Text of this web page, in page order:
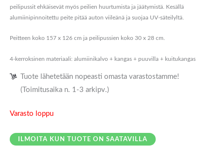
peilipussit ehkäisevät myös peilien huurtumista ja jäätymistä. Kesällä
alumiinipinnoitettu peite pitää auton viileänä ja suojaa UV-säteilyltä.
Peitteen koko 157 x 126 cm ja peilipussien koko 30 x 28 cm.
4-kerroksinen materiaali: alumiinikalvo + kangas + puuvilla + kuitukangas
Tuote lähetetään nopeasti omasta varastostamme!
(Toimitusaika n. 1-3 arkipv.)
Varasto loppu
ILMOITA KUN TUOTE ON SAATAVILLA